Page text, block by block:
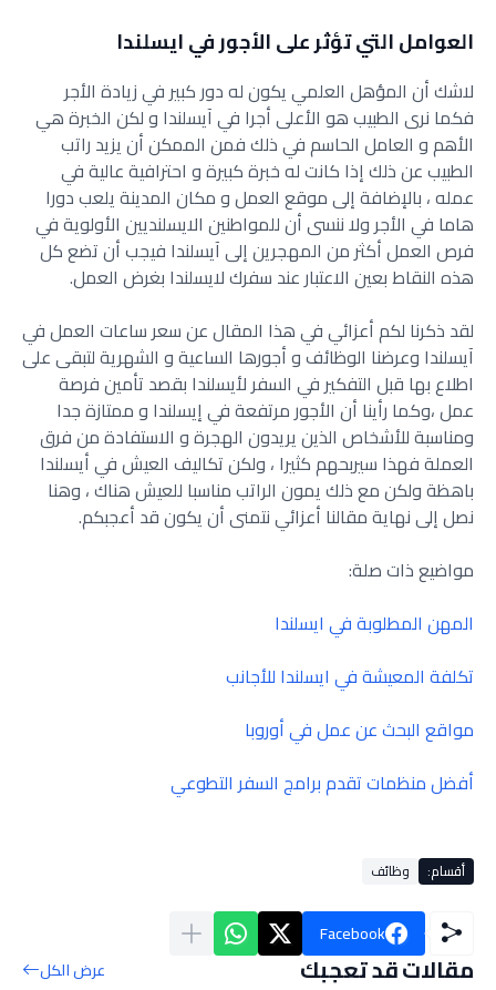
العوامل التي تؤثر على الأجور في ايسلندا
لاشك أن المؤهل العلمي يكون له دور كبير في زيادة الأجر
فكما نرى الطبيب هو الأعلى أجرا في آيسلندا و لكن الخبرة هي
الأهم و العامل الحاسم في ذلك فمن الممكن أن يزيد راتب
الطبيب عن ذلك إذا كانت له خبرة كبيرة و احترافية عالية في
عمله ، بالإضافة إلى موقع العمل و مكان المدينة يلعب دورا
هاما في الأجر ولا ننسى أن للمواطنين الايسلنديين الأولوية في
فرص العمل أكثر من المهجرين إلى آيسلندا فيجب أن تضع كل
هذه النقاط بعين الاعتبار عند سفرك لايسلندا بغرض العمل.
لقد ذكرنا لكم أعزائي في هذا المقال عن سعر ساعات العمل في
آيسلندا وعرضنا الوظائف و أجورها الساعية و الشهرية لتبقى على
اطلاع بها قبل التفكير في السفر لأيسلندا بقصد تأمين فرصة
عمل ،وكما رأينا أن الأجور مرتفعة في إيسلندا و ممتازة جدا
ومناسبة للأشخاص الذين يريدون الهجرة و الاستفادة من فرق
العملة فهذا سيربحهم كثيرا ، ولكن تكاليف العيش في أيسلندا
باهظة ولكن مع ذلك يمون الراتب مناسبا للعيش هناك ، وهنا
نصل إلى نهاية مقالنا أعزائي نتمنى أن يكون قد أعجبكم.
مواضيع ذات صلة:
المهن المطلوبة في ايسلندا
تكلفة المعيشة في ايسلندا للأجانب
مواقع البحث عن عمل في أوروبا
أفضل منظمات تقدم برامج السفر التطوعي
أقسام: وظائف
Facebook
مقالات قد تعجبك عرض الكل